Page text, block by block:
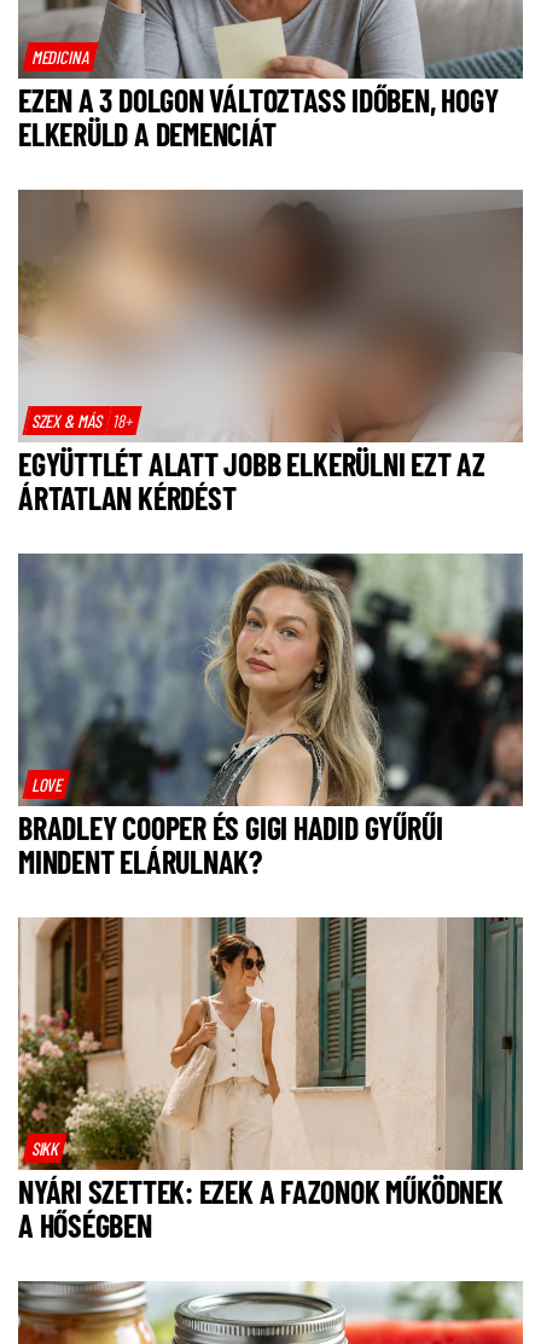
MEDICINA
EZEN A 3 DOLGON VÁLTOZTASS IDŐBEN, HOGY
ELKERÜLD A DEMENCIÁT
SZEX & MÁS 18+
EGYÜTTLÉT ALATT JOBB ELKERÜLNI EZT AZ
ÁRTATLAN KÉRDÉST
LOVE
BRADLEY COOPER ÉS GIGI HADID GYŰRŰI
MINDENT ELÁRULNAK?
SIKK
NYÁRI SZETTEK: EZEK A FAZONOK MŰKÖDNEK
A HŐSÉGBEN